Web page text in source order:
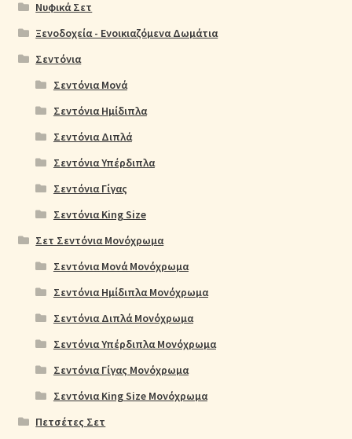
Νυφικά Σετ
Ξενοδοχεία - Ενοικιαζόμενα Δωμάτια
Σεντόνια
Σεντόνια Μονά
Σεντόνια Ημίδιπλα
Σεντόνια Διπλά
Σεντόνια Υπέρδιπλα
Σεντόνια Γίγας
Σεντόνια King Size
Σετ Σεντόνια Μονόχρωμα
Σεντόνια Μονά Μονόχρωμα
Σεντόνια Ημίδιπλα Μονόχρωμα
Σεντόνια Διπλά Μονόχρωμα
Σεντόνια Υπέρδιπλα Μονόχρωμα
Σεντόνια Γίγας Μονόχρωμα
Σεντόνια King Size Μονόχρωμα
Πετσέτες Σετ